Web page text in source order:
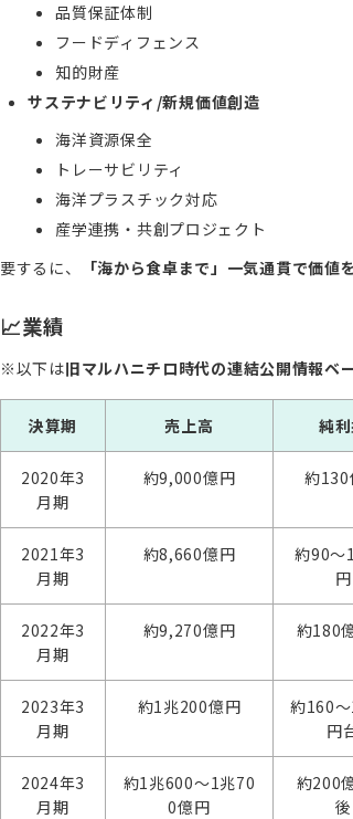
品質保証体制
フードディフェンス
知的財産
サステナビリティ/新規価値創造
海洋資源保全
トレーサビリティ
海洋プラスチック対応
産学連携・共創プロジェクト
要するに、
「海から食卓まで」一気通貫で価値
📈業績
※以下は旧マルハニチロ時代の連結公開情報ベ
決算期 売上高 純
2020年3
月期
約9,000億円 約130
2021年3
月期
約8,660億円
約90～
円
2022年3
月期
約9,270億円 約180
2023年3
月期
約1兆200億円
約160
円
2024年3
月期
約1兆600～1兆70
0億円
約200
後